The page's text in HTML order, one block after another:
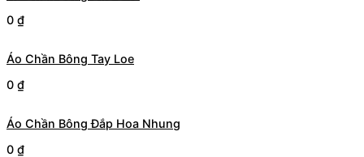
0 ₫
Áo Chần Bông Tay Loe
0 ₫
Áo Chần Bông Đắp Hoa Nhung
0 ₫